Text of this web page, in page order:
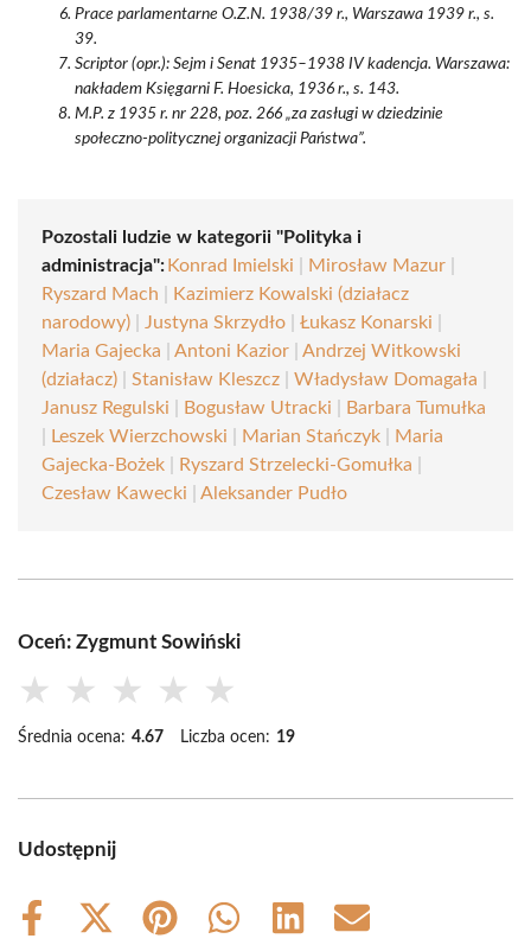
Prace parlamentarne O.Z.N. 1938/39 r., Warszawa 1939 r., s.
39.
Scriptor (opr.): Sejm i Senat 1935–1938 IV kadencja. Warszawa:
nakładem Księgarni F. Hoesicka, 1936 r., s. 143.
M.P. z 1935 r. nr 228, poz. 266 „za zasługi w dziedzinie
społeczno-politycznej organizacji Państwa”.
Pozostali ludzie w kategorii "Polityka i
administracja": Konrad Imielski Mirosław Mazur
Ryszard Mach
Kazimierz Kowalski (działacz
narodowy)
Justyna Skrzydło Łukasz Konarski
Maria Gajecka
Antoni Kazior
Andrzej Witkowski
(działacz)
Stanisław Kleszcz Władysław Domagała
Janusz Regulski
Bogusław Utracki
Barbara Tumułka
Leszek Wierzchowski Marian Stańczyk
Maria
Gajecka-Bożek
Ryszard Strzelecki-Gomułka
Czesław Kawecki
Aleksander Pudło
Oceń: Zygmunt Sowiński
★ ★ ★ ★ ★
Średnia ocena: 4.67 Liczba ocen: 19
Udostępnij
Share
Share
Share
Share
Share
Share